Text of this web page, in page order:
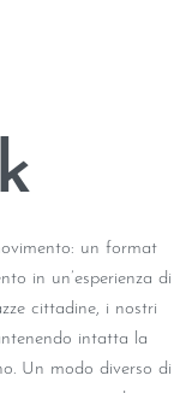
un format
in un’esperienza di
cittadine, i nostri
intatta la
Un modo diverso di